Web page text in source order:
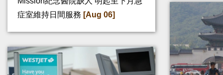
症室維持日間服務 [Aug 06]